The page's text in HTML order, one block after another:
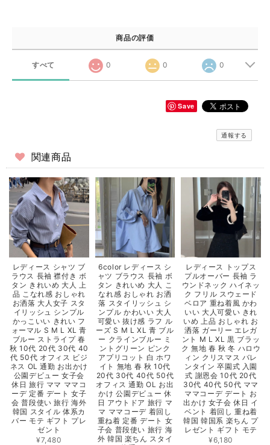
商品の評価
すべて 0 0 0
Save
通報する
関連商品
レディース シャツ ブ
ラウス 長袖 襟付き ボ
タン きれいめ 大人 上
品 こなれ感 おしゃれ
お洒落 大人女子 スタ
イリッシュ シンプル
かっこいい きれい フ
ォーマル S M L XL 青
ブルー ストライプ 春
秋 10代 20代 30代 40
代 50代 オフィス ビジ
ネス OL 通勤 お出かけ
公園デビュー 女子会
休日 旅行 ママ ママコ
ーデ 定番 デート 女子
会 普段使い 旅行 海外
韓国 スタイル 体系カ
バー モテ ギフト プレ
ゼント
¥7,480
6color レディース シ
ャツ ブラウス 長袖 ボ
タン きれいめ 大人 こ
なれ感 おしゃれ お洒
落 スタイリッシュ シ
ンプル かわいい 大人
可愛い 抜け感 ラフ ル
ーズ S M L XL 青 ブル
ー クラインブルー ミ
ントグリーン ピンク
アプリコット 白 ホワ
イト 無地 春 秋 10代
20代 30代 40代 50代
オフィス 通勤 OL お出
かけ 公園デビュー 休
日 アウトドア 旅行 マ
マ ママコーデ 着回し
重ね着 定番 デート 女
子会 普段使い 旅行 海
外 韓国 楽ちん スタイ
レディース トップス
プルオーバー 長袖 ラ
ウンドネック ハイネッ
ク フリル スウェード
ベロア 重ね着風 かわ
いい 大人可愛い きれ
いめ 上品 おしゃれ お
洒落 ガーリー エレガ
ント M L XL 黒 ブラッ
ク 無地 春 秋 冬 ハロウ
ィン クリスマス バレ
ンタイン 卒園式 入園
式 謝恩会 10代 20代
30代 40代 50代 ママ
ママコーデ デート お
出かけ 女子会 休日 イ
ベント 着回し 重ね着
韓国 韓国系 楽ちん プ
レゼント ギフト モテ
¥6,180